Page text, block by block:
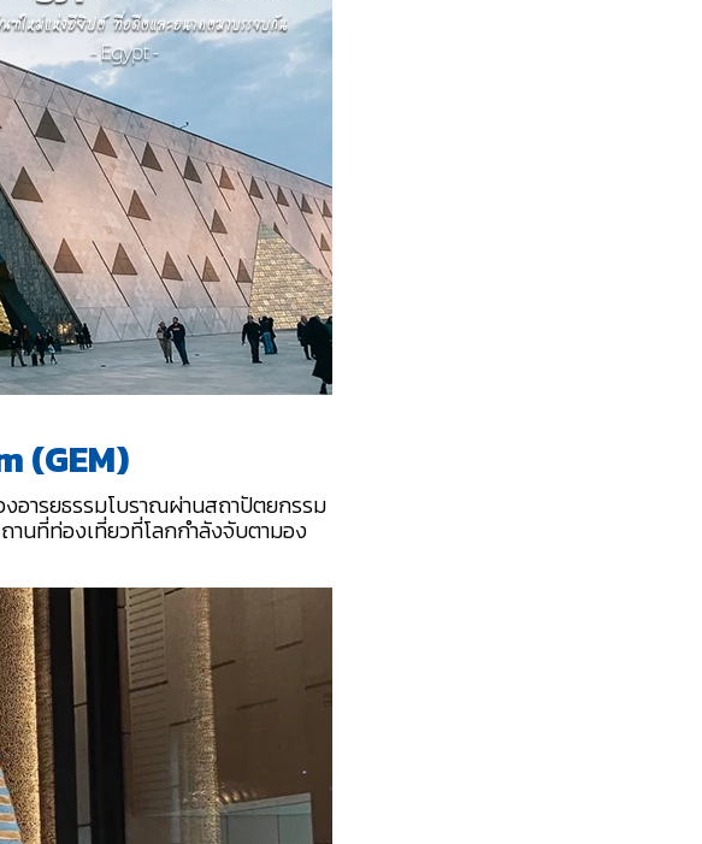
(GEM)
อารยธรรมโบราณผ่านสถาปัตยกรรม
านที่ท่องเที่ยวที่โลกกำลังจับตามอง